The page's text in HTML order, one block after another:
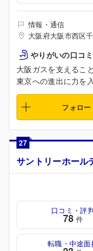
情報・通信
大阪府大阪市西区
やりがいの口コミ
大阪ガスを支えるこ
東京への進出に力を
フォロー
27
サントリーホール
口コミ・評
78 件
転職・中途面